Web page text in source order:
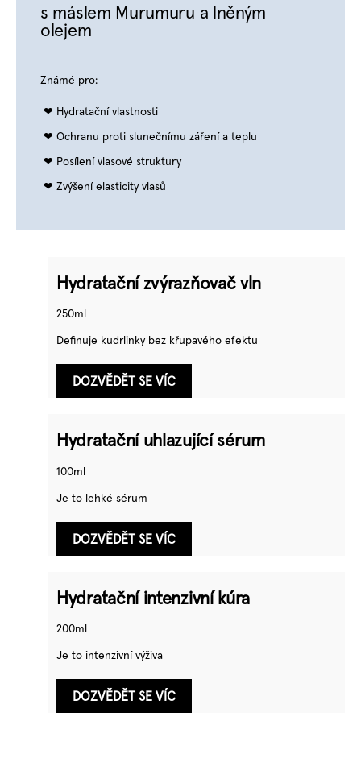
s máslem Murumuru a lněným
olejem
Známé pro:
Hydratační vlastnosti
Ochranu proti slunečnímu záření a teplu
Posílení vlasové struktury
Zvýšení elasticity vlasů
Hydratační zvýrazňovač vln
250ml
Definuje kudrlinky bez křupavého efektu
DOZVĚDĚT SE VÍC
Hydratační uhlazující sérum
100ml
Je to lehké sérum
DOZVĚDĚT SE VÍC
Hydratační intenzivní kúra
200ml
Je to intenzivní výživa
DOZVĚDĚT SE VÍC